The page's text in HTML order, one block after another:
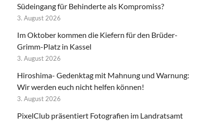
Südeingang für Behinderte als Kompromiss?
3. August 2026
Im Oktober kommen die Kiefern für den Brüder-
Grimm-Platz in Kassel
3. August 2026
Hiroshima- Gedenktag mit Mahnung und Warnung:
Wir werden euch nicht helfen können!
3. August 2026
PixelClub präsentiert Fotografien im Landratsamt